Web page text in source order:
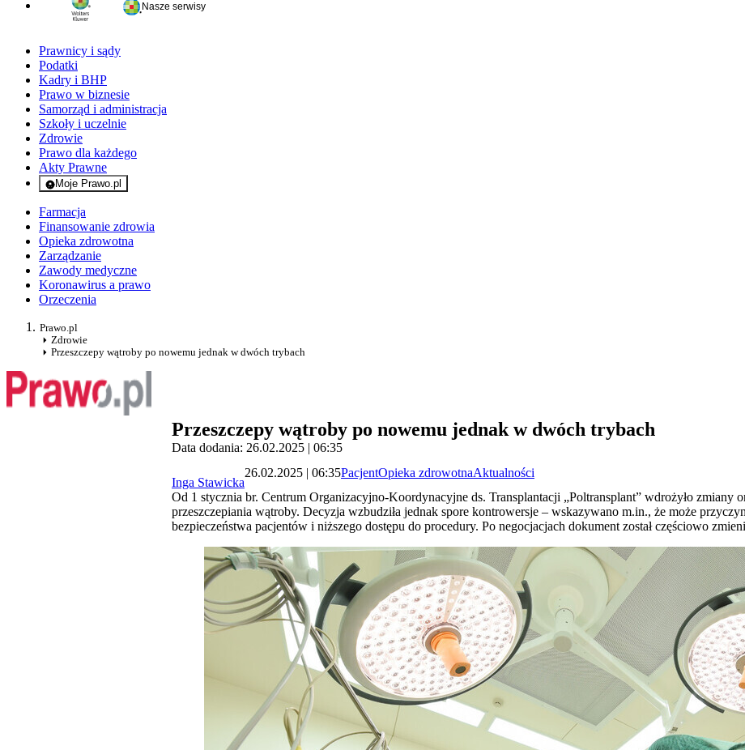
Nasze serwisy
Prawnicy i sądy
Podatki
Kadry i BHP
Prawo w biznesie
Samorząd i administracja
Szkoły i uczelnie
Zdrowie
Prawo dla każdego
Akty Prawne
Moje Prawo.pl
- rejestracja i logowanie do serwisu
Farmacja
Finansowanie zdrowia
Opieka zdrowotna
Zarządzanie
Zawody medyczne
Koronawirus a prawo
Orzeczenia
Prawo.pl
Zdrowie
Przeszczepy wątroby po nowemu jednak w dwóch trybach
Przeszczepy wątroby po nowemu jednak w dwóch trybach
Data dodania: 26.02.2025 | 06:35
Inga Stawicka
26.02.2025 | 06:35PacjentOpieka zdrowotnaAktualności
Od 1 stycznia br. Centrum Organizacyjno-Koordynacyjne ds. Transplantacji „Poltransplant” wdrożyło zmiany
przeszczepiania wątroby. Decyzja wzbudziła jednak spore kontrowersje – wskazywano m.in., że może
bezpieczeństwa pacjentów i niższego dostępu do procedury. Po negocjacjach dokument został częściowo